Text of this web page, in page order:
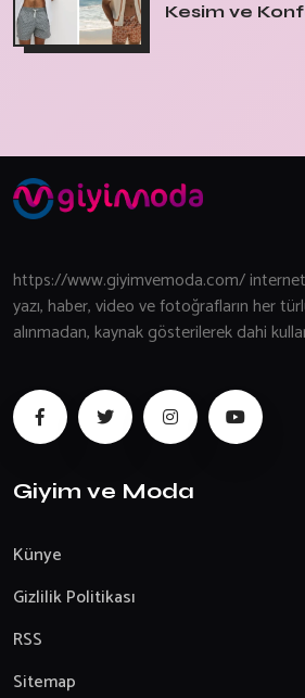
Kesim ve
https://www.giyimvemoda.com/ internet
yazı, haber, video ve fotoğrafların her
alınmadan, kaynak gösterilerek dahi
Giyim ve Moda
Künye
Gizlilik Politikası
RSS
Sitemap